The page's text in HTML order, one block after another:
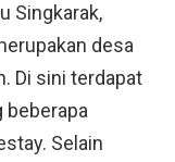
Singkarak,
desa
Di sini terdapat
beberapa
Selain